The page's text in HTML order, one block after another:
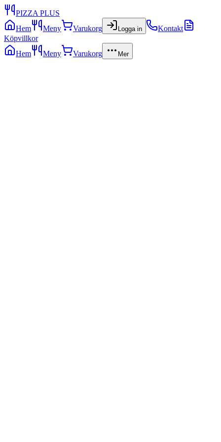
PIZZA PLUS
Hem
Meny Varukorg Logga in
Kontakt
Köpvillkor
Hem
Meny Varukorg Mer